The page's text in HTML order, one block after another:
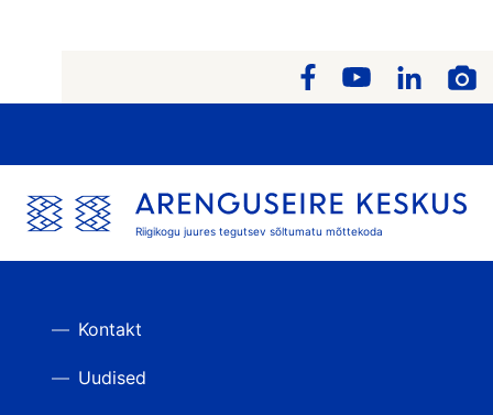
Riigikogu juures tegutsev sõltumatu mõttekoda
Kontakt
Uudised